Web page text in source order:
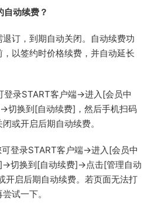
动续费？
订，到期自动关闭。自动续费功
以签约时价格续费，并自动延长
登录START客户端->进入[会员中
切换到[自动续费]，然后手机扫码
或开启后期自动续费。
登录START客户端->进入[会员中
>切换到[自动续费]->点击[管理自动
开启后期自动续费。若页面无法打
试一下。